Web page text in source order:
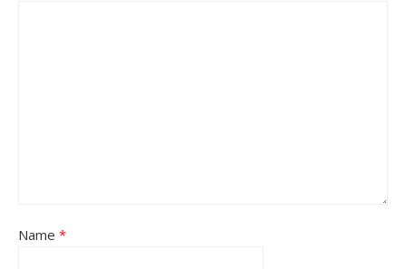
Name *